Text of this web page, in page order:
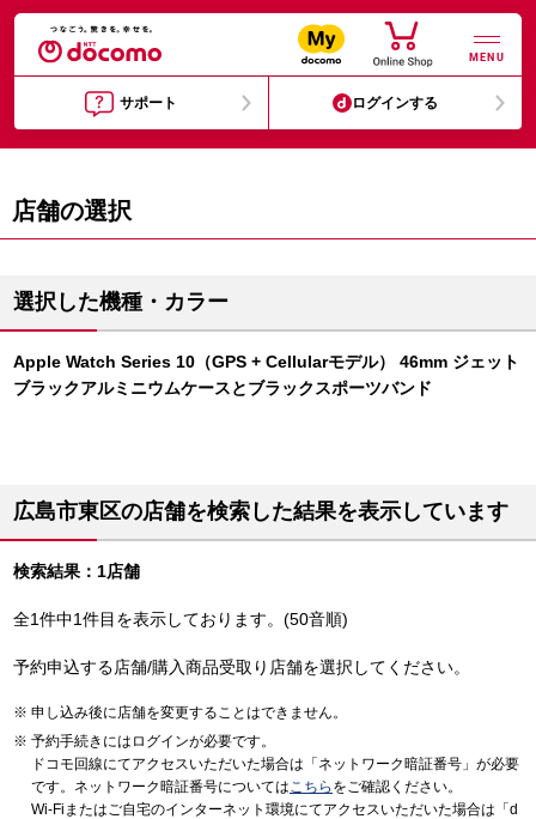
MENU
サポート ログインする
店舗の選択
選択した機種・カラー
Apple Watch Series 10（GPS + Cellularモデル） 46mm ジェット
ブラックアルミニウムケースとブラックスポーツバンド
広島市東区の店舗を検索した結果を表示しています
検索結果：1店舗
全1件中1件目を表示しております。(50音順)
予約申込する店舗/購入商品受取り店舗を選択してください。
申し込み後に店舗を変更することはできません。
予約手続きにはログインが必要です。
ドコモ回線にてアクセスいただいた場合は「ネットワーク暗証番号」が必要
です。ネットワーク暗証番号についてはこちら をご確認ください。
Wi-Fiまたはご自宅のインターネット環境にてアクセスいただいた場合は「d